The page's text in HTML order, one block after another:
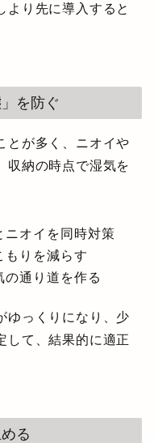
より先に導入すると
を防ぐ
とが多く、ニオイや
収納の時点で湿気を
ニオイを同時対策
もりを減らす
の通り道を作る
ゆっくりになり、少
して、結果的に適正
る